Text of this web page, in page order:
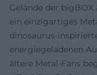
Gelände der
ein einzigartiges
dinosaurus-
energiegeladenen
ältere Metal-Fans